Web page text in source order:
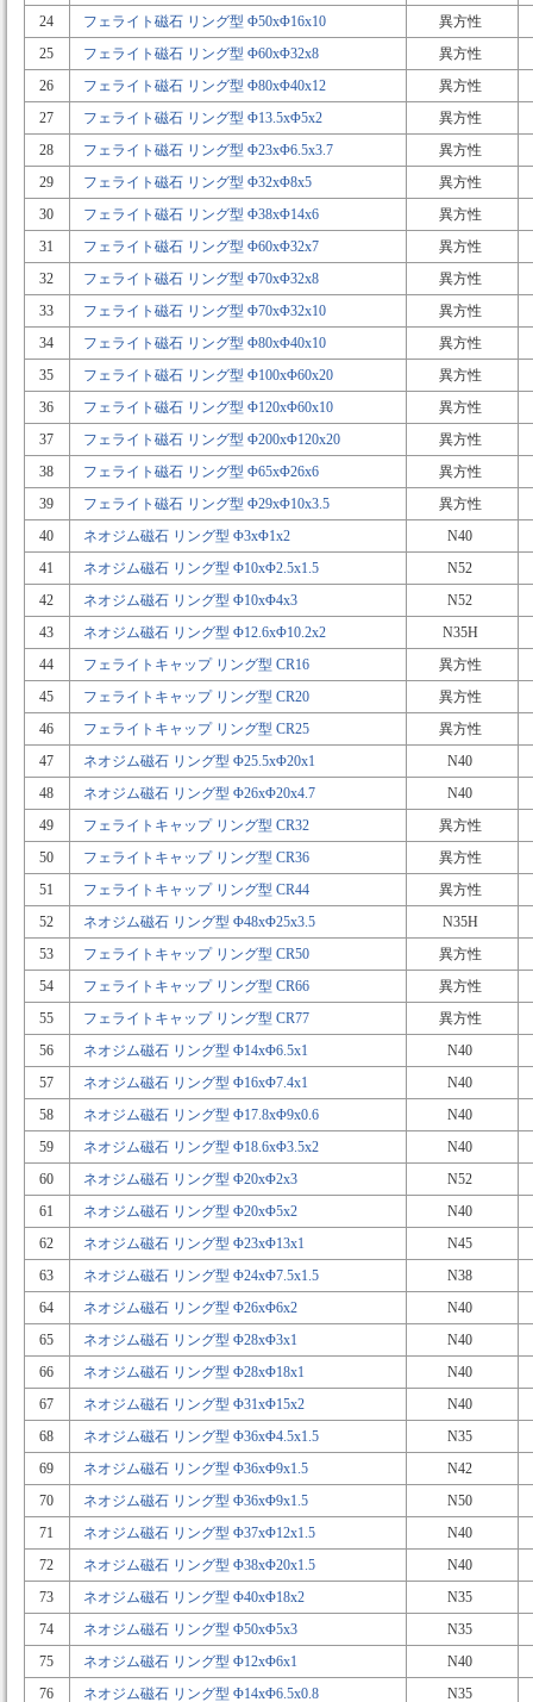
24
フェライト磁石 リング型 Φ50xΦ16x10
異方性
25
フェライト磁石 リング型 Φ60xΦ32x8
異方性
26
フェライト磁石 リング型 Φ80xΦ40x12
異方性
27
フェライト磁石 リング型 Φ13.5xΦ5x2
異方性
28
フェライト磁石 リング型 Φ23xΦ6.5x3.7
異方性
29
フェライト磁石 リング型 Φ32xΦ8x5
異方性
30
フェライト磁石 リング型 Φ38xΦ14x6
異方性
31
フェライト磁石 リング型 Φ60xΦ32x7
異方性
32
フェライト磁石 リング型 Φ70xΦ32x8
異方性
33
フェライト磁石 リング型 Φ70xΦ32x10
異方性
34
フェライト磁石 リング型 Φ80xΦ40x10
異方性
35
フェライト磁石 リング型 Φ100xΦ60x20
異方性
36
フェライト磁石 リング型 Φ120xΦ60x10
異方性
37
フェライト磁石 リング型 Φ200xΦ120x20
異方性
38
フェライト磁石 リング型 Φ65xΦ26x6
異方性
39
フェライト磁石 リング型 Φ29xΦ10x3.5
異方性
40
ネオジム磁石 リング型 Φ3xΦ1x2
N40
41
ネオジム磁石 リング型 Φ10xΦ2.5x1.5
N52
42
ネオジム磁石 リング型 Φ10xΦ4x3
N52
43
ネオジム磁石 リング型 Φ12.6xΦ10.2x2
N35H
44
フェライトキャップ リング型 CR16
異方性
45
フェライトキャップ リング型 CR20
異方性
46
フェライトキャップ リング型 CR25
異方性
47
ネオジム磁石 リング型 Φ25.5xΦ20x1
N40
48
ネオジム磁石 リング型 Φ26xΦ20x4.7
N40
49
フェライトキャップ リング型 CR32
異方性
50
フェライトキャップ リング型 CR36
異方性
51
フェライトキャップ リング型 CR44
異方性
52
ネオジム磁石 リング型 Φ48xΦ25x3.5
N35H
53
フェライトキャップ リング型 CR50
異方性
54
フェライトキャップ リング型 CR66
異方性
55
フェライトキャップ リング型 CR77
異方性
56
ネオジム磁石 リング型 Φ14xΦ6.5x1
N40
57
ネオジム磁石 リング型 Φ16xΦ7.4x1
N40
58
ネオジム磁石 リング型 Φ17.8xΦ9x0.6
N40
59
ネオジム磁石 リング型 Φ18.6xΦ3.5x2
N40
60
ネオジム磁石 リング型 Φ20xΦ2x3
N52
61
ネオジム磁石 リング型 Φ20xΦ5x2
N40
62
ネオジム磁石 リング型 Φ23xΦ13x1
N45
63
ネオジム磁石 リング型 Φ24xΦ7.5x1.5
N38
64
ネオジム磁石 リング型 Φ26xΦ6x2
N40
65
ネオジム磁石 リング型 Φ28xΦ3x1
N40
66
ネオジム磁石 リング型 Φ28xΦ18x1
N40
67
ネオジム磁石 リング型 Φ31xΦ15x2
N40
68
ネオジム磁石 リング型 Φ36xΦ4.5x1.5
N35
69
ネオジム磁石 リング型 Φ36xΦ9x1.5
N42
70
ネオジム磁石 リング型 Φ36xΦ9x1.5
N50
71
ネオジム磁石 リング型 Φ37xΦ12x1.5
N40
72
ネオジム磁石 リング型 Φ38xΦ20x1.5
N40
73
ネオジム磁石 リング型 Φ40xΦ18x2
N35
74
ネオジム磁石 リング型 Φ50xΦ5x3
N35
75
ネオジム磁石 リング型 Φ12xΦ6x1
N40
76
ネオジム磁石 リング型 Φ14xΦ6.5x0.8 N35